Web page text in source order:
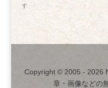
す
Copyright © 2005 - 2026
章・画像などの